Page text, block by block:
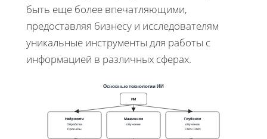
быть еще более впечатляющими,
предоставляя бизнесу и исследователям
уникальные инструменты для работы с
информацией в различных сферах.
Основные технологии ИИ
ИИ
Нейросети
Обработка
Прогнозы
Машинное
обучение
Глубокое
обучение
CNN / RNN